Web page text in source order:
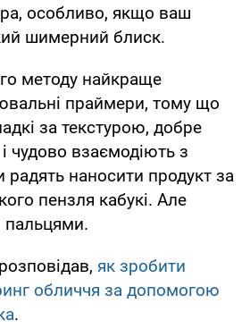
особливо, якщо ваш
шимерний блиск.
методу найкраще
праймери, тому що
за текстурою, добре
чудово взаємодіють з
радять наносити продукт за
пензля кабукі. Але
пальцями.
як зробити
обличчя за допомогою
.